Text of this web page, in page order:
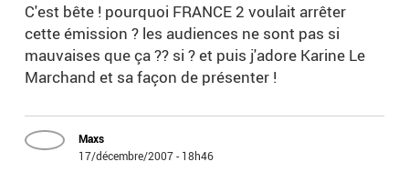
C'est bête ! pourquoi FRANCE 2 voulait arrêter
cette émission ? les audiences ne sont pas si
mauvaises que ça ?? si ? et puis j'adore Karine Le
Marchand et sa façon de présenter !
Maxs
17/décembre/2007 - 18h46